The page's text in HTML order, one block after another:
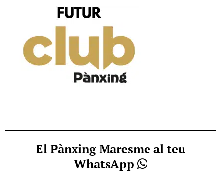
El Pànxing Maresme al teu
WhatsApp